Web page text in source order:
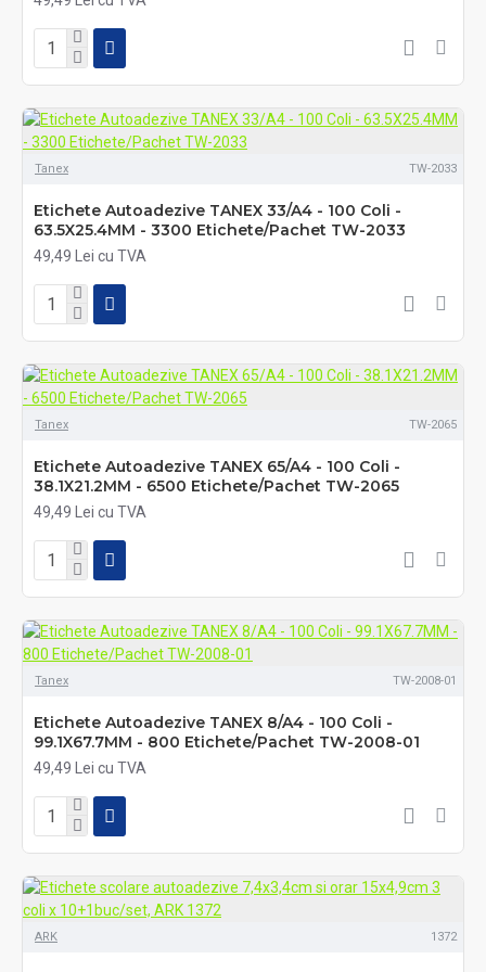
Tanex TW-2033
Etichete Autoadezive TANEX 33/A4 - 100 Coli -
63.5X25.4MM - 3300 Etichete/Pachet TW-2033
49,49 Lei cu TVA
Tanex TW-2065
Etichete Autoadezive TANEX 65/A4 - 100 Coli -
38.1X21.2MM - 6500 Etichete/Pachet TW-2065
49,49 Lei cu TVA
Tanex TW-2008-01
Etichete Autoadezive TANEX 8/A4 - 100 Coli -
99.1X67.7MM - 800 Etichete/Pachet TW-2008-01
49,49 Lei cu TVA
ARK 1372